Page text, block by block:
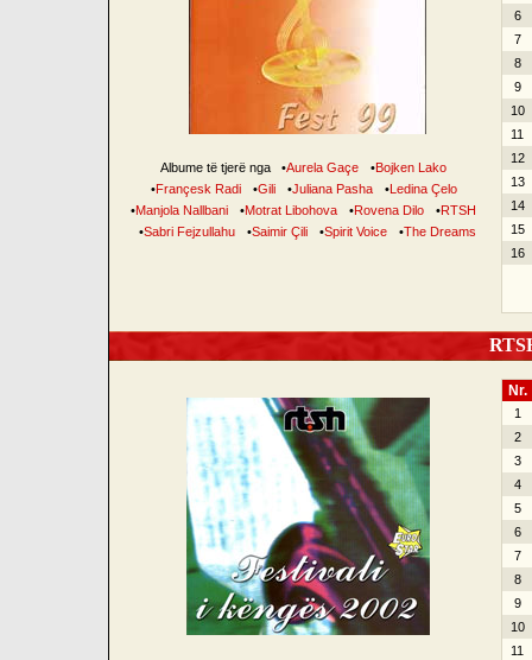
Albume të tjerë nga •Aurela Gaçe •Bojken Lako
•Françesk Radi •Gili •Juliana Pasha •Ledina Çelo
•Manjola Nallbani •Motrat Libohova •Rovena Dilo •RTSH
•Sabri Fejzullahu •Saimir Çili •Spirit Voice •The Dreams
6
7
8
9
10
11
12
13
14
15
16
Nr.
1
2
3
4
5
6
7
8
9
10
11